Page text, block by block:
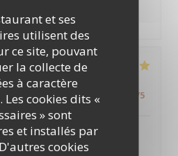
et ses
utilisent des
ce site, pouvant
la collecte de
à caractère
Les cookies dits «
» sont
et installés par
cookies
c’est une chance
bois
2
/5 Cuisine:5/5 Qualité / Prix /5
très bonne on ne